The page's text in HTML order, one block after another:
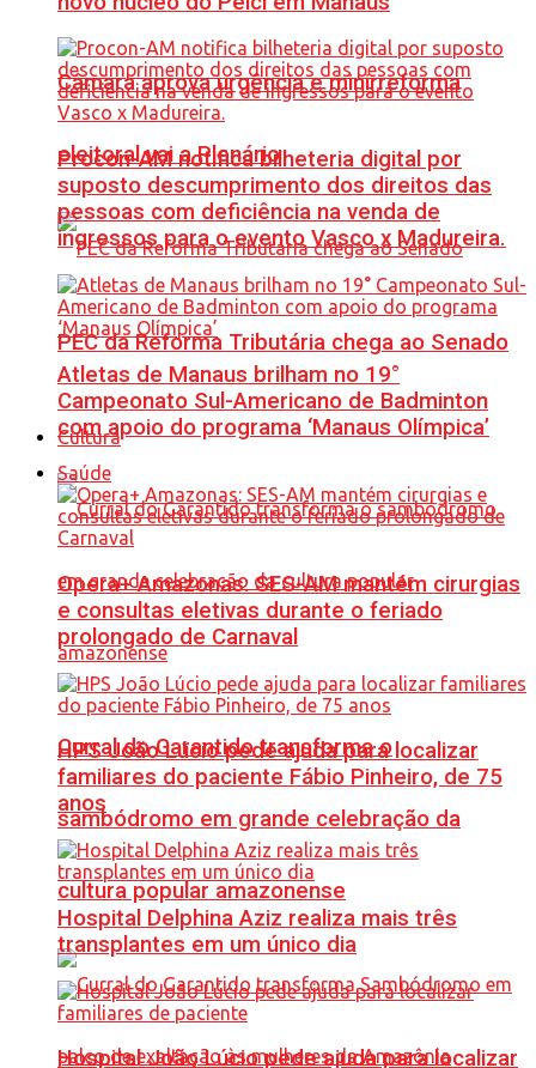
Câmara aprova urgência e minirreforma
eleitoral vai a Plenário
PEC da Reforma Tributária chega ao Senado
Cultura
Curral do Garantido transforma o
sambódromo em grande celebração da
cultura popular amazonense
Procon-AM notifica bilheteria digital por
suposto descumprimento dos direitos das
pessoas com deficiência na venda de
ingressos para o evento Vasco x Madureira.
Atletas de Manaus brilham no 19°
Campeonato Sul-Americano de Badminton
com apoio do programa ‘Manaus Olímpica’
Saúde
Opera+ Amazonas: SES-AM mantém cirurgias
e consultas eletivas durante o feriado
prolongado de Carnaval
HPS João Lúcio pede ajuda para localizar
familiares do paciente Fábio Pinheiro, de 75
anos
Hospital Delphina Aziz realiza mais três
transplantes em um único dia
Hospital João Lúcio pede ajuda para localizar